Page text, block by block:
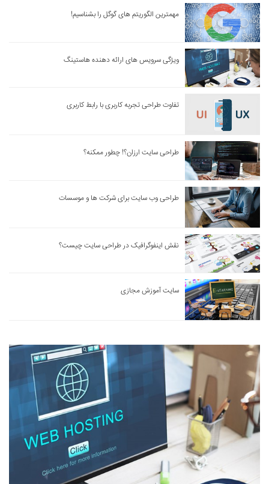
مهمترین الگوریتم های گوگل را بشناسیم!
ویژگی سرویس های ارائه دهنده هاستینگ
تفاوت طراحی تجربه کاربری با رابط کاربری
طراحی سایت ارزان؟! چطور ممکنه؟
طراحی وب سایت برای شرکت ها و موسسات
نقش اینفوگرافیک در طراحی سایت چیست؟
سایت آموزش مجازی